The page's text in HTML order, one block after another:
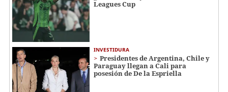
Leagues Cup
INVESTIDURA
Presidentes de Argentina, Chile y
Paraguay llegan a Cali para
posesión de De la Espriella